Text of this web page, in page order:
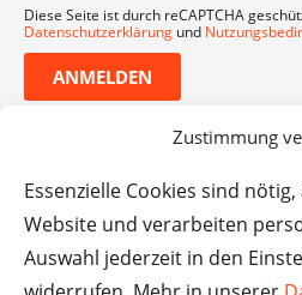
Zustimmung
Essenzielle Cookies sind
Website und verarbeiten
Auswahl jederzeit in den
Diese Seite ist durch reCAPTCHA
Datenschutzerklärung und
ANMELDEN